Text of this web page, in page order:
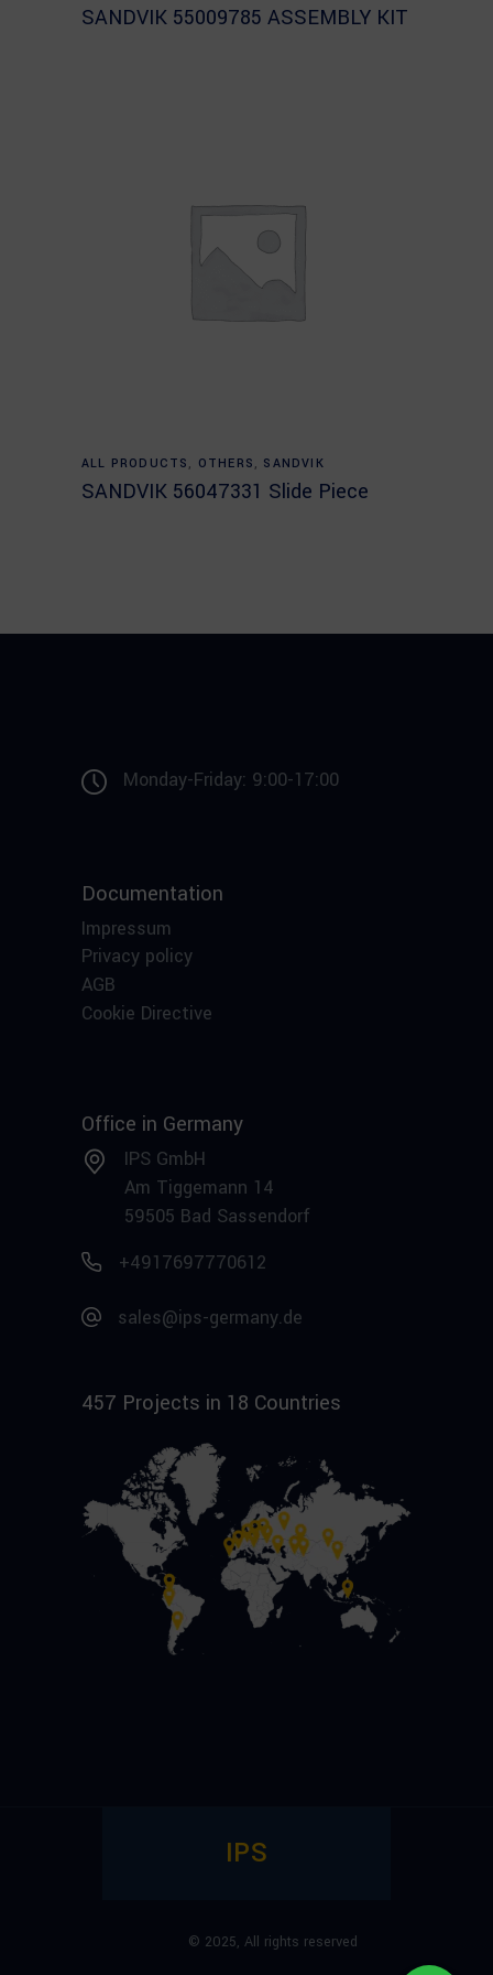
SANDVIK 55009785 ASSEMBLY KIT
Read more
ALL PRODUCTS , OTHERS , SANDVIK
SANDVIK 56047331 Slide Piece
Monday-Friday: 9:00-17:00
Documentation
Impressum
Privacy policy
AGB
Cookie Directive
Office in Germany
IPS GmbH
Am Tiggemann 14
59505 Bad Sassendorf
+4917697770612
sales@ips-germany.de
457 Projects in 18 Countries
IPS
© 2025, All rights reserved